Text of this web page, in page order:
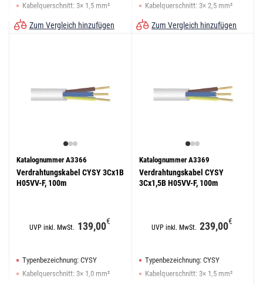
Kabelquerschnitt: 3× 1,5 mm²
Zum Vergleich hinzufügen
Kabelquerschnitt: 3× 2,5 mm²
Zum Vergleich hinzufügen
Katalognummer A3366
Verdrahtungskabel CYSY 3Cx1B
H05VV-F, 100m
UVP inkl. MwSt. 139,00€
Typenbezeichnung: CYSY
Kabelquerschnitt: 3× 1,0 mm²
Katalognummer A3369
Verdrahtungskabel CYSY
3Cx1,5B H05VV-F, 100m
UVP inkl. MwSt. 239,00€
Typenbezeichnung: CYSY
Kabelquerschnitt: 3× 1,5 mm²